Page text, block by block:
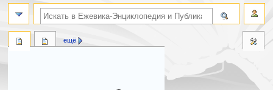
ещё
поиск по словам